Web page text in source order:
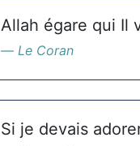
Allah égare qui Il
Le Coran
Si je devais